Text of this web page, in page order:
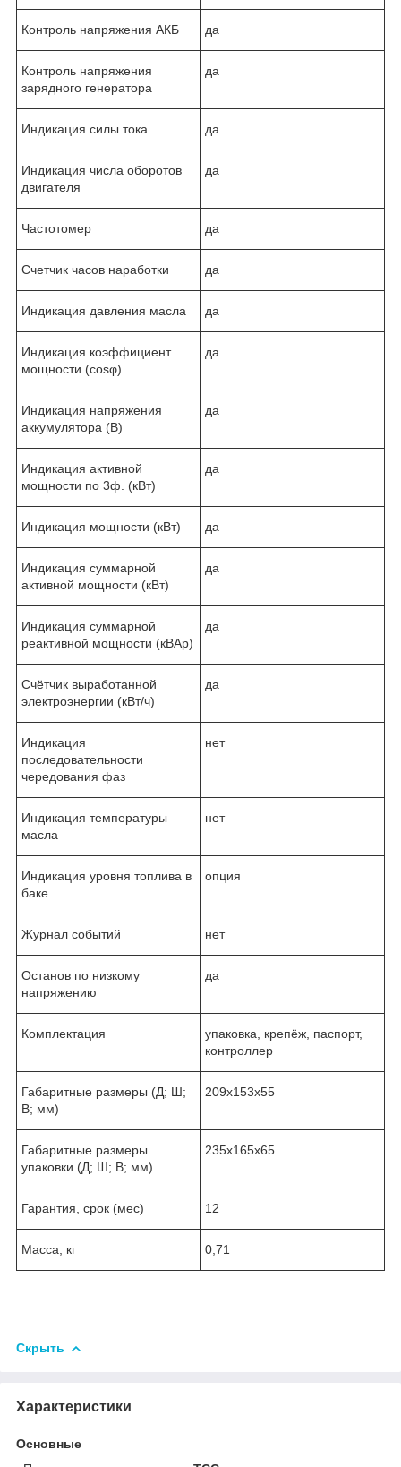
Контроль напряжения АКБ да
Контроль напряжения
зарядного генератора
да
Индикация силы тока да
Индикация числа оборотов
двигателя
да
Частотомер да
Счетчик часов наработки да
Индикация давления масла да
Индикация коэффициент
мощности (cosφ)
да
Индикация напряжения
аккумулятора (В)
да
Индикация активной
мощности по 3ф. (кВт)
да
Индикация мощности (кВт) да
Индикация суммарной
активной мощности (кВт)
да
Индикация суммарной
реактивной мощности (кВАр)
да
Счётчик выработанной
электроэнергии (кВт/ч)
да
Индикация
последовательности
чередования фаз
нет
Индикация температуры
масла
нет
Индикация уровня топлива в
баке
опция
Журнал событий нет
Останов по низкому
напряжению
да
Комплектация
упаковка, крепёж, паспорт,
контроллер
Габаритные размеры (Д; Ш;
В; мм)
209х153х55
Габаритные размеры
упаковки (Д; Ш; В; мм)
235х165х65
Гарантия, срок (мес) 12
Масса, кг 0,71
Скрыть
Характеристики
Основные